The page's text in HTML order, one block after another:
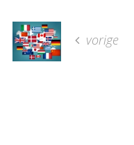
vorige